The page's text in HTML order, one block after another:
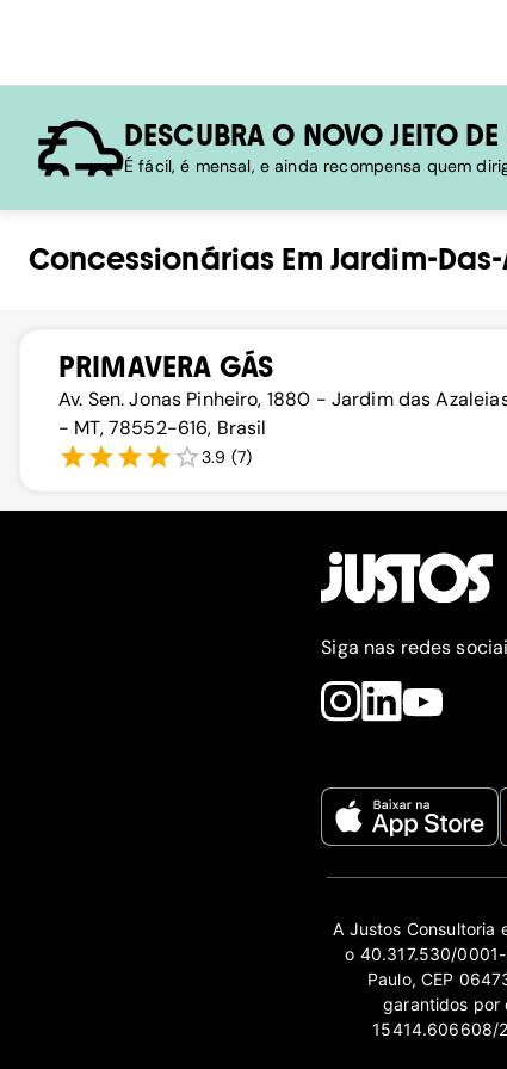
DESCUBRA O NOVO JEITO
É fácil, é mensal, e ainda recompensa quem
Concessionárias Em Jardim-
PRIMAVERA GÁS
Av. Sen. Jonas Pinheiro, 1880 - Jardim das
- MT, 78552-616, Brasil
3.9 (7)
Siga nas redes
A Justos Consultoria
o 40.317.530/
Paulo, CEP
garantidos por
15414.606608/